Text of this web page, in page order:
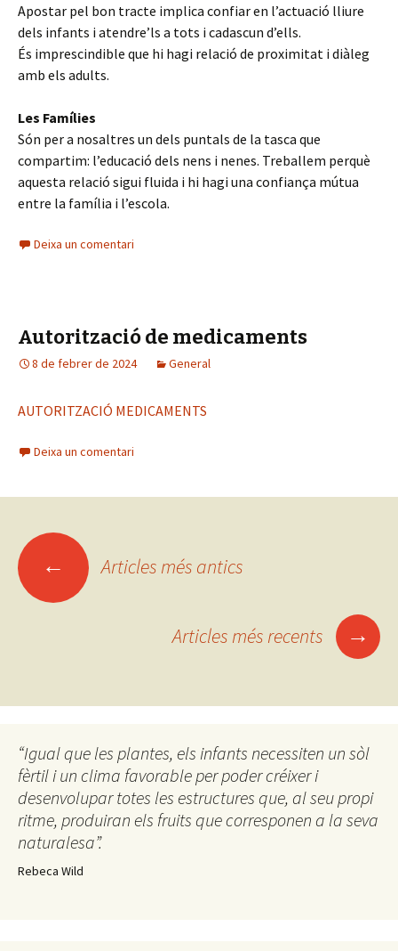
Apostar pel bon tracte implica confiar en l’actuació lliure
dels infants i atendre’ls a tots i cadascun d’ells.
És imprescindible que hi hagi relació de proximitat i diàleg
amb els adults.
Les Famílies
Són per a nosaltres un dels puntals de la tasca que
compartim: l’educació dels nens i nenes. Treballem perquè
aquesta relació sigui fluida i hi hagi una confiança mútua
entre la família i l’escola.
Deixa un comentari
Autorització de medicaments
8 de febrer de 2024 General
AUTORITZACIÓ MEDICAMENTS
Deixa un comentari
Navegació
articles
← Articles més antics
Articles més recents →
“Igual que les plantes, els infants necessiten un sòl
fèrtil i un clima favorable per poder créixer i
desenvolupar totes les estructures que, al seu propi
ritme, produiran els fruits que corresponen a la seva
naturalesa”.
Rebeca Wild